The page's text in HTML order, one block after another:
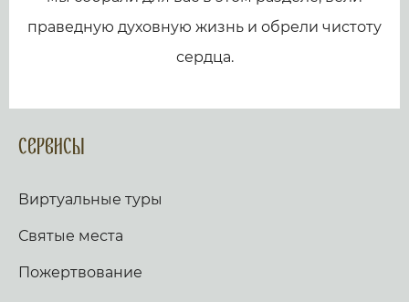
праведную духовную жизнь и обрели чистоту
сердца.
Сервисы
Виртуальные туры
Святые места
Пожертвование